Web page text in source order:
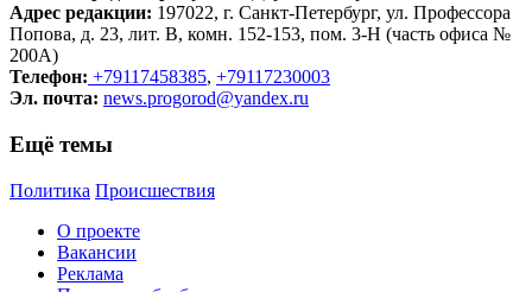
Адрес редакции: 197022, г. Санкт-Петербург, ул. Профессора
Попова, д. 23, лит. В, комн. 152-153, пом. 3-Н (часть офиса №
200А)
Телефон: +79117458385, +79117230003
Эл. почта: news.progorod@yandex.ru
Ещё темы
Политика Происшествия
О проекте
Вакансии
Реклама